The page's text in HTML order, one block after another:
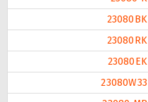
23080BK
23080RK
23080EK
23080W33